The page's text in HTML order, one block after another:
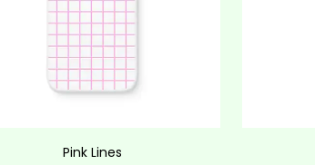
Pink Lines